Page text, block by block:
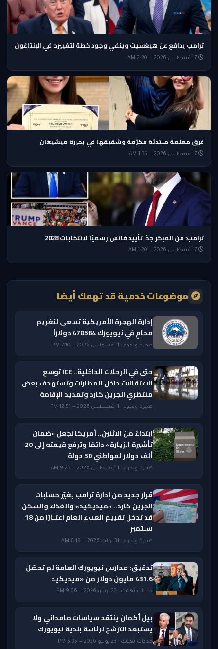
ترامب يدافع عن هيغسيث وينفي وجود خطة لتغييره في البنتاغون
غرق معلمة مبتدئة مكرّمة وشقيقها في بحيرة ميشيغان
ترامب: من المبكر جدًا تأييد فانس رسميًا لانتخابات 2028
موضوعات خدمية قد تهمك أيضًا
إدارة الهجرة الأمريكية تسعى لتغريم
محامٍ في نيويورك 470584 دولاراً
هجرة ولجوء · 1 أغسطس 2026 — 7:10 PM
حتى في الرحلات الداخلية.. ICE توسع
الاعتقالات داخل المطارات وتستهدف بعض
منتظري الجرين كارد وتمديد الإقامة
هجرة ولجوء · 1 أغسطس 2026 — 12:51 PM
ابتداءً من الاثنين.. أمريكا تجعل «ضمان
تأشيرة الزيارة» دائمًا وترفع قيمته إلى 20
ألف دولار لمواطني 50 دولة
هجرة ولجوء · 1 أغسطس 2026 — 9:23 AM
قرار جديد من إدارة ترامب يغيّر حسابات
الجرين كارد.. «ميديكيد» والغذاء والسكن
قد تدخل تقييم العبء العام اعتبارًا من 18
سبتمبر
هجرة ولجوء · 31 يوليو 2026 — 8:19 AM
تدقيق: مدارس نيويورك العامة لم تحصّل
431.6 مليون دولار من «ميديكيد
خدمات تهمك · 23 يوليو 2026 — 9:06 PM
بيل أكمان ينتقد سياسات مامداني ولا
يستبعد الترشح لرئاسة بلدية نيويورك
خدمات تهمك · 23 يوليو 2026 — 5:35 PM